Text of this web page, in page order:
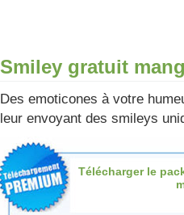
Smiley gratuit
Des emoticones à votre
leur envoyant des smileys
Télécharger le